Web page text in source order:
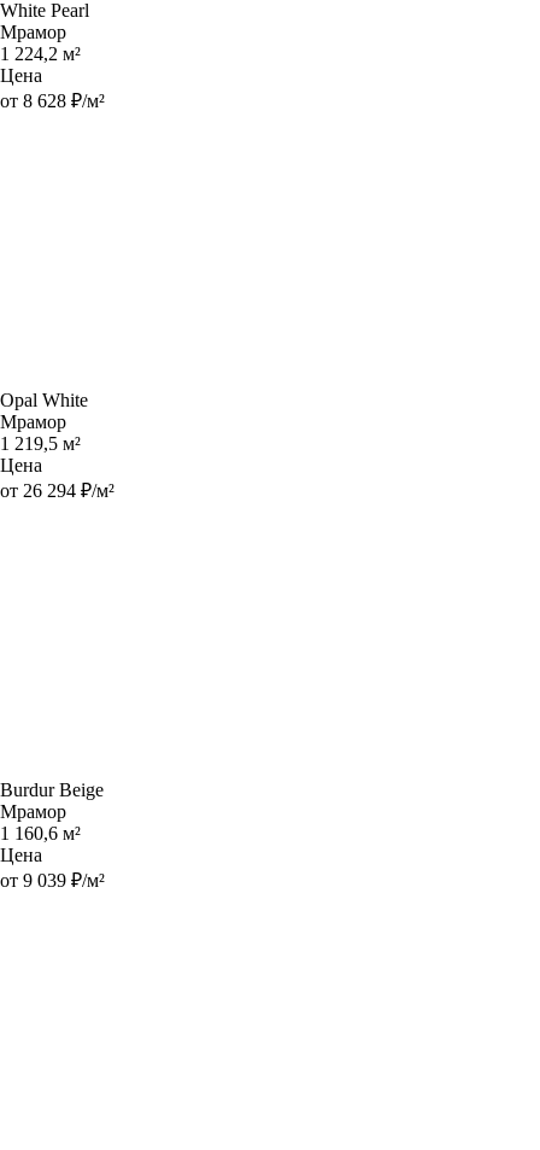
White Pearl
Мрамор
1 224,2 м²
Цена
от 8 628 ₽/м²
Opal White
Мрамор
1 219,5 м²
Цена
от 26 294 ₽/м²
Burdur Beige
Мрамор
1 160,6 м²
Цена
от 9 039 ₽/м²